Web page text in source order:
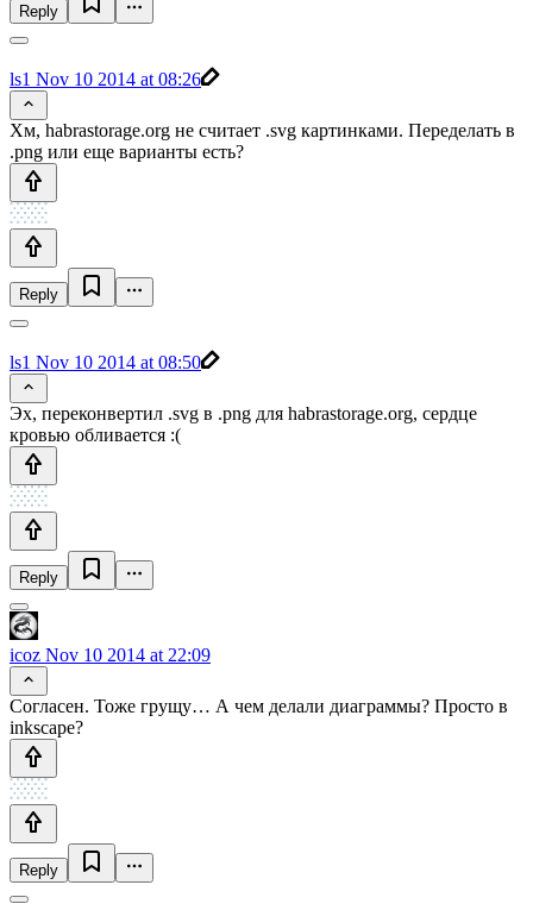
Reply
ls1 Nov 10 2014 at 08:26
Хм, habrastorage.org не считает .svg картинками. Переделать в
.png или еще варианты есть?
Reply
ls1 Nov 10 2014 at 08:50
Эх, переконвертил .svg в .png для habrastorage.org, сердце
кровью обливается :(
Reply
icoz Nov 10 2014 at 22:09
Согласен. Тоже грущу… А чем делали диаграммы? Просто в
inkscape?
Reply